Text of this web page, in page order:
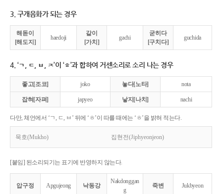
3. 구개음화가 되는 경우
해돋이
[해도지]
haedoji
같이
[가치]
gachi
굳히다
[구치다]
guchida
4. ‘ㄱ, ㄷ, ㅂ, ㅈ’이 ‘ㅎ’과 합하여 거센소리로 소리 나는 경우
좋고[조코] joko 놓다[노타] nota
잡혀[자펴] japyeo 낳지[나치] nachi
다만, 체언에서 ‘ㄱ, ㄷ, ㅂ’ 뒤에 ‘ㅎ’이 따를 때에는 ‘ㅎ’을 밝혀 적는다.
묵호(Mukho) 집현전(Jiphyeonjeon)
[붙임] 된소리되기는 표기에 반영하지 않는다.
압구정 Apgujeong 낙동강
Nakdonggan
g
죽변 Jukbyeon